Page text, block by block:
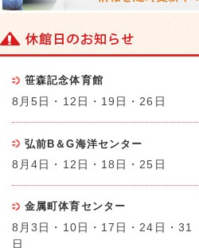
笹森記念体育館
8月5日・12日・19日・26日
弘前B＆G海洋センター
8月4日・12日・18日・25日
金属町体育センター
8月3日・10日・17日・24日・31
日